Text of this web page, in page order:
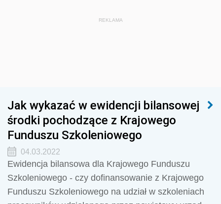
REKLAMA
Jak wykazać w ewidencji bilansowej
środki pochodzące z Krajowego
Funduszu Szkoleniowego
04.03.2022
Ewidencja bilansowa dla Krajowego Funduszu
Szkoleniowego - czy dofinansowanie z Krajowego
Funduszu Szkoleniowego na udział w szkoleniach